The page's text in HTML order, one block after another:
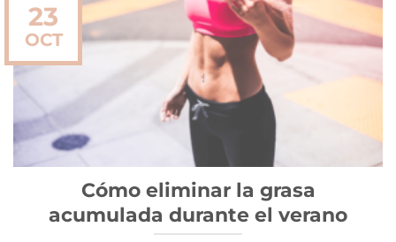
Cómo eliminar la grasa
acumulada durante el verano
23
OCT